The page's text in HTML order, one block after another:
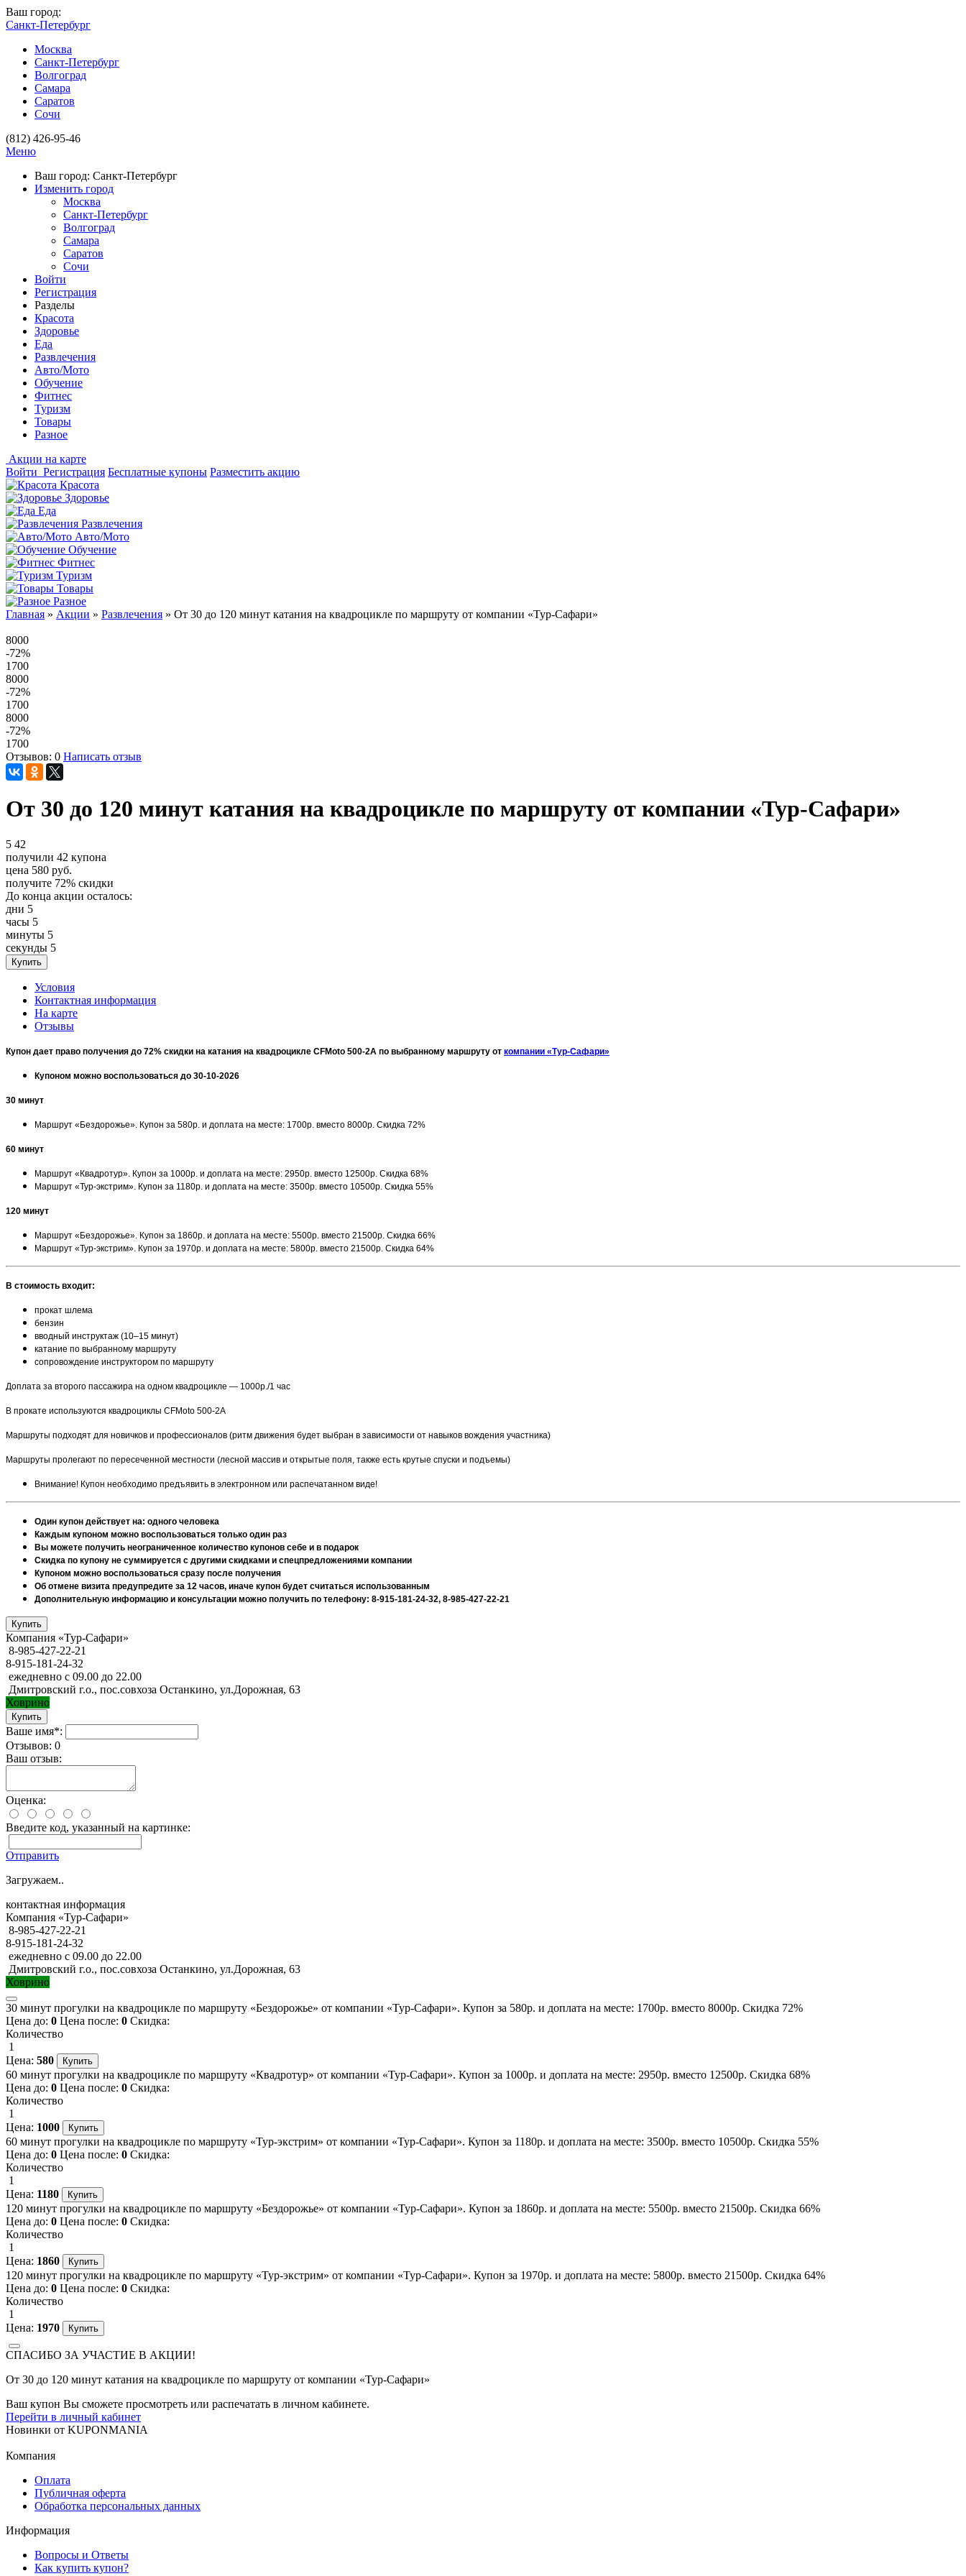
Ваш город:
Санкт-Петербург
Москва
Санкт-Петербург
Волгоград
Самара
Саратов
Сочи
(812) 426-95-46
Меню
Ваш город: Санкт-Петербург
Изменить город
Москва
Санкт-Петербург
Волгоград
Самара
Саратов
Сочи
Войти
Регистрация
Разделы
Красота
Здоровье
Еда
Развлечения
Авто/Мото
Обучение
Фитнес
Туризм
Товары
Разное
Акции на карте
Войти Регистрация Бесплатные купоны Разместить акцию
Красота
Здоровье
Еда
Развлечения
Авто/Мото
Обучение
Фитнес
Туризм
Товары
Разное
Главная » Акции » Развлечения » От 30 до 120 минут катания на квадроцикле по маршруту от компании «Тур-Сафари»
8000
-72%
1700
8000
-72%
1700
8000
-72%
1700
Отзывов: 0 Написать отзыв
От 30 до 120 минут катания на квадроцикле по маршруту от компании «Тур-Сафари»
5 42
получили 42 купона
цена 580 руб.
получите 72% скидки
До конца акции осталось:
дни 5
часы 5
минуты 5
секунды 5
Условия
Контактная информация
На карте
Отзывы
Купон дает право получения до 72% скидки на катания на квадроцикле CFMoto 500-2A по выбранному маршруту от компании «Тур-Сафари»
Купоном можно воспользоваться до 30-10-2026
30 минут
Маршрут «Бездорожье». Купон за 580р. и доплата на месте: 1700р. вместо 8000р. Скидка 72%
60 минут
Маршрут «Квадротур». Купон за 1000р. и доплата на месте: 2950р. вместо 12500р. Скидка 68%
Маршрут «Тур-экстрим». Купон за 1180р. и доплата на месте: 3500р. вместо 10500р. Скидка 55%
120 минут
Маршрут «Бездорожье». Купон за 1860р. и доплата на месте: 5500р. вместо 21500р. Скидка 66%
Маршрут «Тур-экстрим». Купон за 1970р. и доплата на месте: 5800р. вместо 21500р. Скидка 64%
В стоимость входит:
прокат шлема
бензин
вводный инструктаж (10–15 минут)
катание по выбранному маршруту
сопровождение инструктором по маршруту
Доплата за второго пассажира на одном квадроцикле — 1000р./1 час
В прокате используются квадроциклы CFMoto 500-2A
Маршруты подходят для новичков и профессионалов (ритм движения будет выбран в зависимости от навыков вождения участника)
Маршруты пролегают по пересеченной местности (лесной массив и открытые поля, также есть крутые спуски и подъемы)
Внимание! Купон необходимо предъявить в электронном или распечатанном виде!
Один купон действует на: одного человека
Каждым купоном можно воспользоваться только один раз
Вы можете получить неограниченное количество купонов себе и в подарок
Скидка по купону не суммируется с другими скидками и спецпредложениями компании
Купоном можно воспользоваться сразу после получения
Об отмене визита предупредите за 12 часов, иначе купон будет считаться использованным
Дополнительную информацию и консультации можно получить по телефону: 8-915-181-24-32, 8-985-427-22-21
Компания «Тур-Сафари»
8-985-427-22-21
8-915-181-24-32
ежедневно с 09.00 до 22.00
Дмитровский г.о., пос.совхоза Останкино, ул.Дорожная, 63
Ховрино
Ваше имя*:
Отзывов: 0
Ваш отзыв:
Оценка:
Введите код, указанный на картинке:
Отправить
Загружаем..
контактная информация
Компания «Тур-Сафари»
8-985-427-22-21
8-915-181-24-32
ежедневно с 09.00 до 22.00
Дмитровский г.о., пос.совхоза Останкино, ул.Дорожная, 63
Ховрино
30 минут прогулки на квадроцикле по маршруту «Бездорожье» от компании «Тур-Сафари». Купон за 580р. и доплата на месте: 1700р. вместо 8000р. Скидка 72%
Цена до: 0 Цена после: 0 Скидка:
Количество
1
Цена: 580
60 минут прогулки на квадроцикле по маршруту «Квадротур» от компании «Тур-Сафари». Купон за 1000р. и доплата на месте: 2950р. вместо 12500р. Скидка 68%
Цена до: 0 Цена после: 0 Скидка:
Количество
1
Цена: 1000
60 минут прогулки на квадроцикле по маршруту «Тур-экстрим» от компании «Тур-Сафари». Купон за 1180р. и доплата на месте: 3500р. вместо 10500р. Скидка 55%
Цена до: 0 Цена после: 0 Скидка:
Количество
1
Цена: 1180
120 минут прогулки на квадроцикле по маршруту «Бездорожье» от компании «Тур-Сафари». Купон за 1860р. и доплата на месте: 5500р. вместо 21500р. Скидка 66%
Цена до: 0 Цена после: 0 Скидка:
Количество
1
Цена: 1860
120 минут прогулки на квадроцикле по маршруту «Тур-экстрим» от компании «Тур-Сафари». Купон за 1970р. и доплата на месте: 5800р. вместо 21500р. Скидка 64%
Цена до: 0 Цена после: 0 Скидка:
Количество
1
Цена: 1970
СПАСИБО ЗА УЧАСТИЕ В АКЦИИ!
От 30 до 120 минут катания на квадроцикле по маршруту от компании «Тур-Сафари»
Ваш купон Вы сможете просмотреть или распечатать в личном кабинете.
Перейти в личный кабинет
Новинки от KUPONMANIA
Компания
Оплата
Публичная оферта
Обработка персональных данных
Информация
Вопросы и Ответы
Как купить купон?